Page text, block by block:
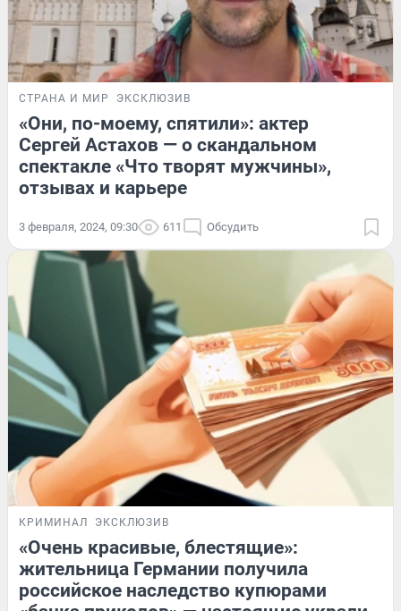
СТРАНА И МИР ЭКСКЛЮЗИВ
«Они, по-моему, спятили»: актер
Сергей Астахов — о скандальном
спектакле «Что творят мужчины»,
отзывах и карьере
3 февраля, 2024, 09:30 611 Обсудить
КРИМИНАЛ ЭКСКЛЮЗИВ
«Очень красивые, блестящие»:
жительница Германии получила
российское наследство купюрами